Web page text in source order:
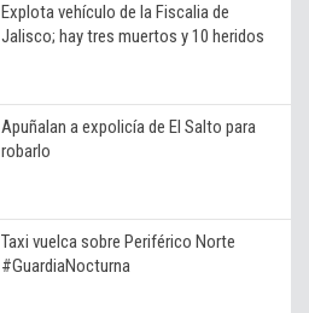
Explota vehículo de la Fiscalia de
Jalisco; hay tres muertos y 10 heridos
Apuñalan a expolicía de El Salto para
robarlo
Taxi vuelca sobre Periférico Norte
#GuardiaNocturna